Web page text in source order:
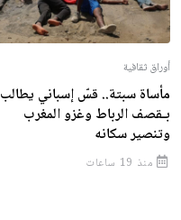
أوراق ثقافية
مأساة سبتة.. قسّ إسباني يطالب
بـقصف الرباط وغزو المغرب
وتنصير سكانه
منذ 19 ساعات